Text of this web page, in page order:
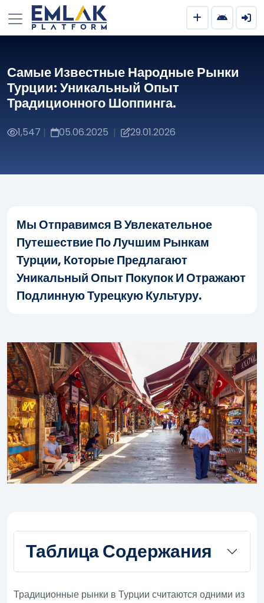
Самые Известные Народные Рынки
Турции: Уникальный Опыт
Традиционного Шоппинга.
1,547 | 05.06.2025 | 29.01.2026
Мы Отправимся В Увлекательное
Путешествие По Лучшим Рынкам
Турции, Которые Предлагают
Уникальный Опыт Покупок И Отражают
Подлинную Турецкую Культуру.
Таблица Содержания
Традиционные рынки в Турции считаются одними из